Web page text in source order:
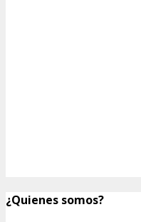
¿Quienes somos?